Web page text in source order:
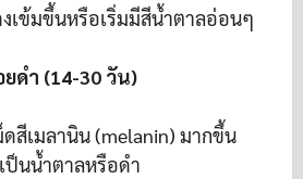
เข้มขึ้นหรือเริ่มมีสีน้ำตาลอ่อนๆ
ดำ (14-30 วัน)
ดสีเมลานิน (melanin) มากขึ้น
ป็นน้ำตาลหรือดำ